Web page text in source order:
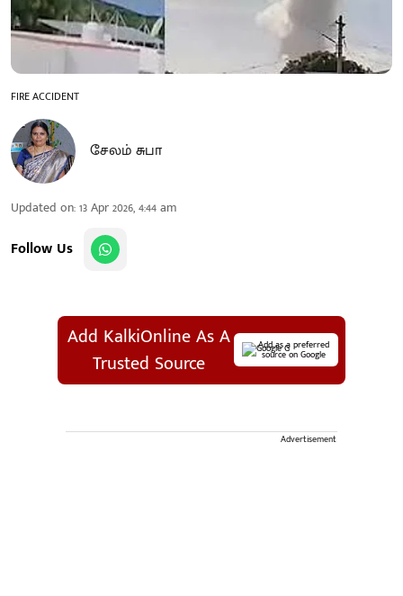
FIRE ACCIDENT
சேலம் சுபா
Updated on:13 Apr 2026, 4:44 am
Follow Us
Add KalkiOnline As A
Trusted Source
Add as a preferred
source on Google
Advertisement